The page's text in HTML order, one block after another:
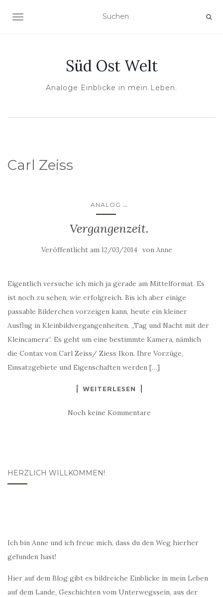
NAVIGATION UMSCHALTEN
Süd Ost Welt
Analoge Einblicke in mein Leben.
Carl Zeiss
ANALOG ...
Vergangenzeit.
Veröffentlicht am 12/03/2014 von Anne
Eigentlich versuche ich mich ja gerade am Mittelformat. Es
ist noch zu sehen, wie erfolgreich. Bis ich aber einige
passable Bilderchen vorzeigen kann, heute ein kleiner
Ausflug in Kleinbildvergangenheiten. „Tag und Nacht mit der
Kleincamera“. Es geht um eine bestimmte Kamera, nämlich
die Contax von Carl Zeiss/ Ziess Ikon. Ihre Vorzüge,
Einsatzgebiete und Eigenschaften werden […]
WEITERLESEN
Noch keine Kommentare
HERZLICH WILLKOMMEN!
Ich bin Anne und ich freue mich, dass du den Weg hierher
gefunden hast!
Hier auf dem Blog gibt es bildreiche Einblicke in mein Leben
auf dem Lande, Geschichten vom Unterwegssein, aus der